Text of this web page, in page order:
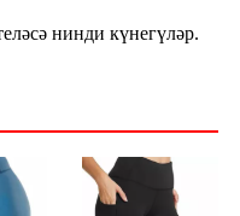
нинди күнегүләр.